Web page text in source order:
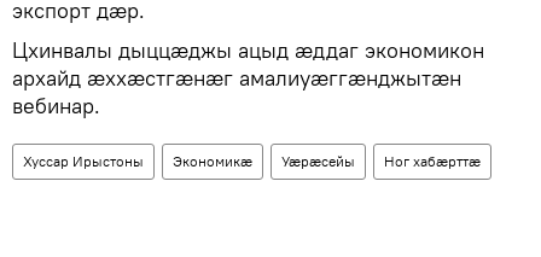
экспорт дæр.
Цхинвалы дыццæджы ацыд æддаг экономикон
архайд æххæстгæнæг амалиуæггæнджытæн
вебинар.
Хуссар Ирыстоны Экономикӕ Уӕрӕсейы Ног хабӕрттӕ